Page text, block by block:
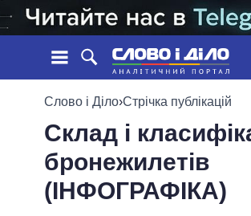
НОВИНИ
СТРІЧКА
ПОДІЇ
СТАТТІ
СВІТ
ОБIЦЯНКИ
ПОЛIТИКИ
ІНФОГРАФІКА
Слово і Діло›Стрічка публікацій
Склад і
бронежилетів
(ІНФОГРАФІКА)